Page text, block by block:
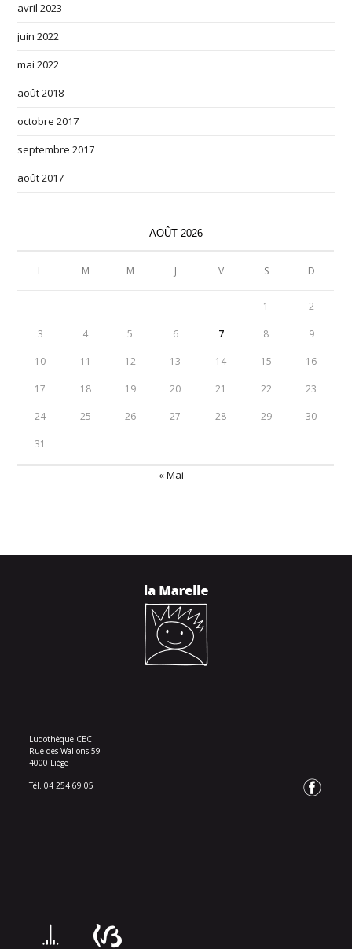
avril 2023
juin 2022
mai 2022
août 2018
octobre 2017
septembre 2017
août 2017
AOÛT 2026
L M M J V S D
1 2
3 4 5 6 7 8 9
10 11 12 13 14 15 16
17 18 19 20 21 22 23
24 25 26 27 28 29 30
31
« Mai
Ludothèque CEC.
Rue des Wallons 59
4000 Liège
Tél. 04 254 69 05